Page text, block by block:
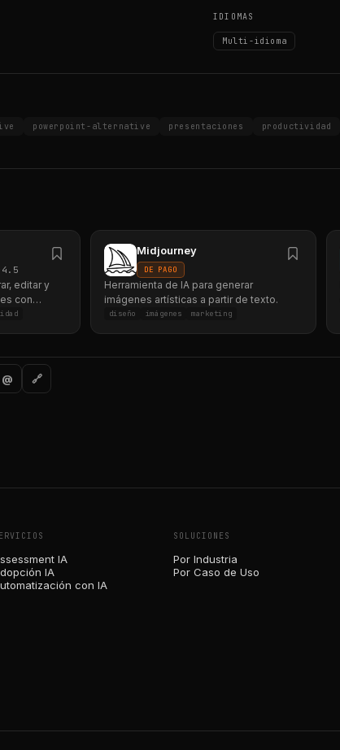
IDIOMAS
Multi-idioma
powerpoint-alternative presentaciones productividad
4.5
editar y
con
creadores
Midjourney
DE PAGO
Herramienta de IA para generar
imágenes artísticas a partir de texto.
diseño imágenes marketing
@ 🔗
IA
IA
con IA
SOLUCIONES
Por Industria
Por Caso de Uso